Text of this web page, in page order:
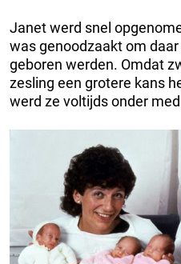
Janet werd snel
was genoodzaakt om
geboren werden. Omdat
zesling een grotere kans
werd ze voltijds onder